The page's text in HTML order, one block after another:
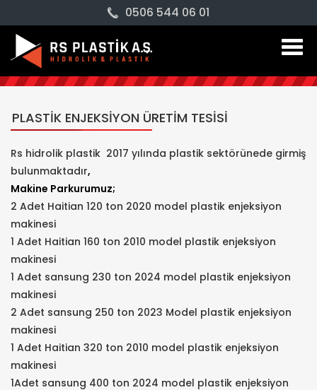
0506 544 06 01
PLASTİK ENJEKSİYON ÜRETİM TESİSİ
Rs hidrolik plastik 2017 yılında plastik sektörünede girmiş
bulunmaktadır,
Makine Parkurumuz;
2 Adet Haitian 120 ton 2020 model plastik enjeksiyon
makinesi
1 Adet Haitian 160 ton 2010 model plastik enjeksiyon
makinesi
1 Adet sansung 230 ton 2024 model plastik enjeksiyon
makinesi
2 Adet sansung 250 ton 2023 Model plastik enjeksiyon
makinesi
1 Adet Haitian 320 ton 2010 model plastik enjeksiyon
makinesi
1Adet sansung 400 ton 2024 model plastik enjeksiyon